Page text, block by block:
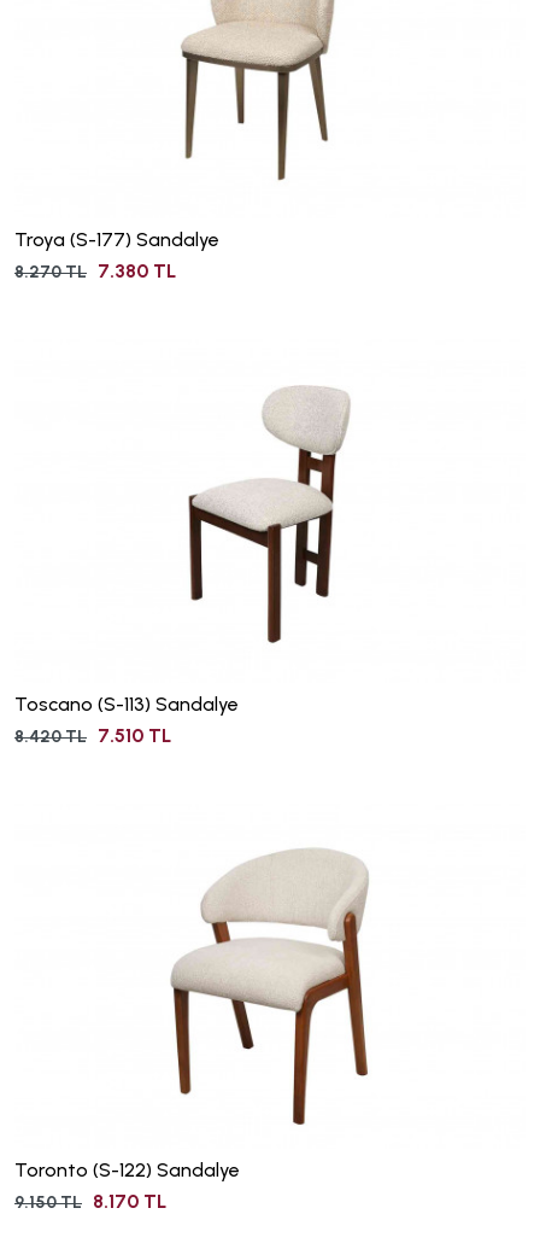
Troya (S-177) Sandalye
8.270 TL 7.380 TL
Toscano (S-113) Sandalye
8.420 TL 7.510 TL
Toronto (S-122) Sandalye
9.150 TL 8.170 TL